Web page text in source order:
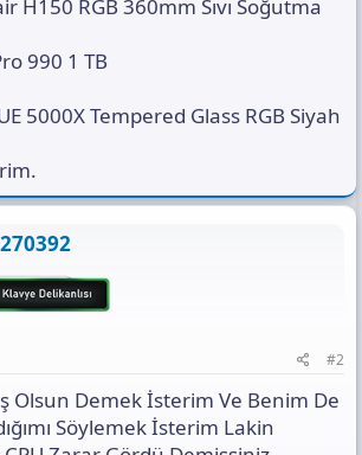
H150 RGB 360mm Sıvı Soğutma
990 1 TB
5000X Tempered Glass RGB Siyah
#2
Olsun Demek İsterim Ve Benim De
Söylemek İsterim Lakin